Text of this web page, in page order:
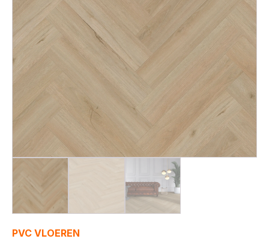
PVC VLOEREN